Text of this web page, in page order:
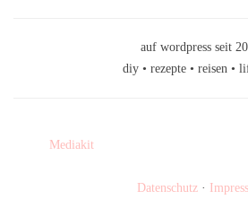
auf wordpress seit
diy • rezepte • reisen •
Mediakit
Datenschutz·